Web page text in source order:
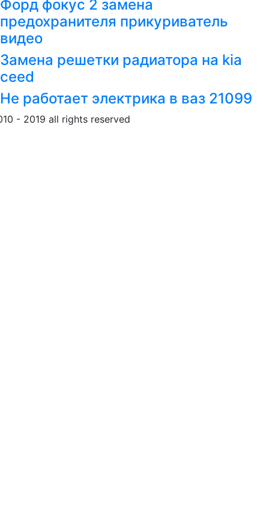
Форд фокус 2 замена
предохранителя прикуриватель
видео
Замена решетки радиатора на kia
ceed
Не работает электрика в ваз 21099
- 2019 all rights reserved